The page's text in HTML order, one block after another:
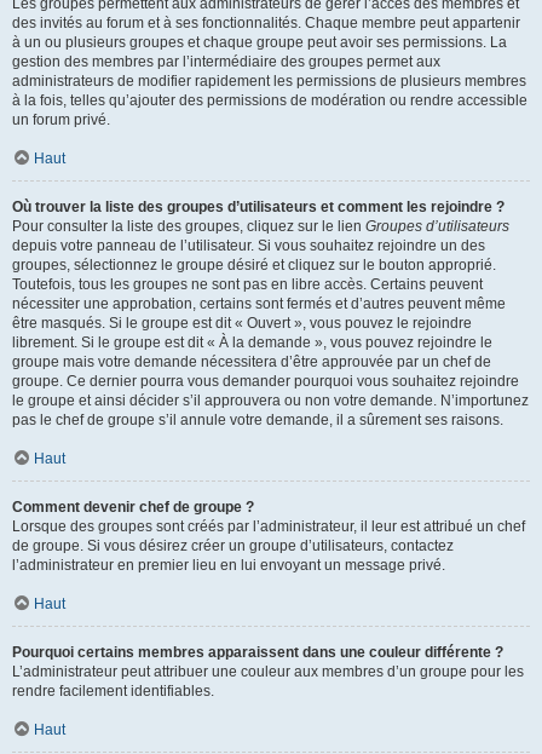
Les groupes permettent aux administrateurs de gérer l’accès des membres et
des invités au forum et à ses fonctionnalités. Chaque membre peut appartenir
à un ou plusieurs groupes et chaque groupe peut avoir ses permissions. La
gestion des membres par l’intermédiaire des groupes permet aux
administrateurs de modifier rapidement les permissions de plusieurs membres
à la fois, telles qu’ajouter des permissions de modération ou rendre accessible
un forum privé.
Haut
Où trouver la liste des groupes d’utilisateurs et comment les rejoindre ?
Pour consulter la liste des groupes, cliquez sur le lien Groupes d’utilisateurs
depuis votre panneau de l’utilisateur. Si vous souhaitez rejoindre un des
groupes, sélectionnez le groupe désiré et cliquez sur le bouton approprié.
Toutefois, tous les groupes ne sont pas en libre accès. Certains peuvent
nécessiter une approbation, certains sont fermés et d’autres peuvent même
être masqués. Si le groupe est dit « Ouvert », vous pouvez le rejoindre
librement. Si le groupe est dit « À la demande », vous pouvez rejoindre le
groupe mais votre demande nécessitera d’être approuvée par un chef de
groupe. Ce dernier pourra vous demander pourquoi vous souhaitez rejoindre
le groupe et ainsi décider s’il approuvera ou non votre demande. N’importunez
pas le chef de groupe s’il annule votre demande, il a sûrement ses raisons.
Haut
Comment devenir chef de groupe ?
Lorsque des groupes sont créés par l’administrateur, il leur est attribué un chef
de groupe. Si vous désirez créer un groupe d’utilisateurs, contactez
l’administrateur en premier lieu en lui envoyant un message privé.
Haut
Pourquoi certains membres apparaissent dans une couleur différente ?
L’administrateur peut attribuer une couleur aux membres d’un groupe pour les
rendre facilement identifiables.
Haut